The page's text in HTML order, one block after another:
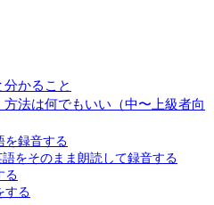
かること
法は何でもいい（中〜上級者向
を録音する
語をそのまま朗読して録音する
る
する